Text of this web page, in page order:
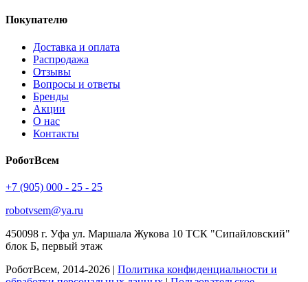
Покупателю
Доставка и оплата
Распродажа
Отзывы
Вопросы и ответы
Бренды
Акции
О нас
Контакты
РоботВсем
+7 (905) 000 - 25 - 25
robotvsem@ya.ru
450098 г. Уфа ул. Маршала Жукова 10 ТСК "Сипайловский"
блок Б, первый этаж
РоботВсем, 2014-2026 | Политика конфиденциальности и